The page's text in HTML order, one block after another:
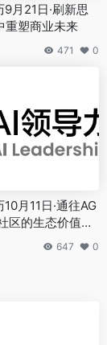
月21日·刷新思
重塑商业未来
471 0
月11日·通往AG
区的生态价值与
647 0